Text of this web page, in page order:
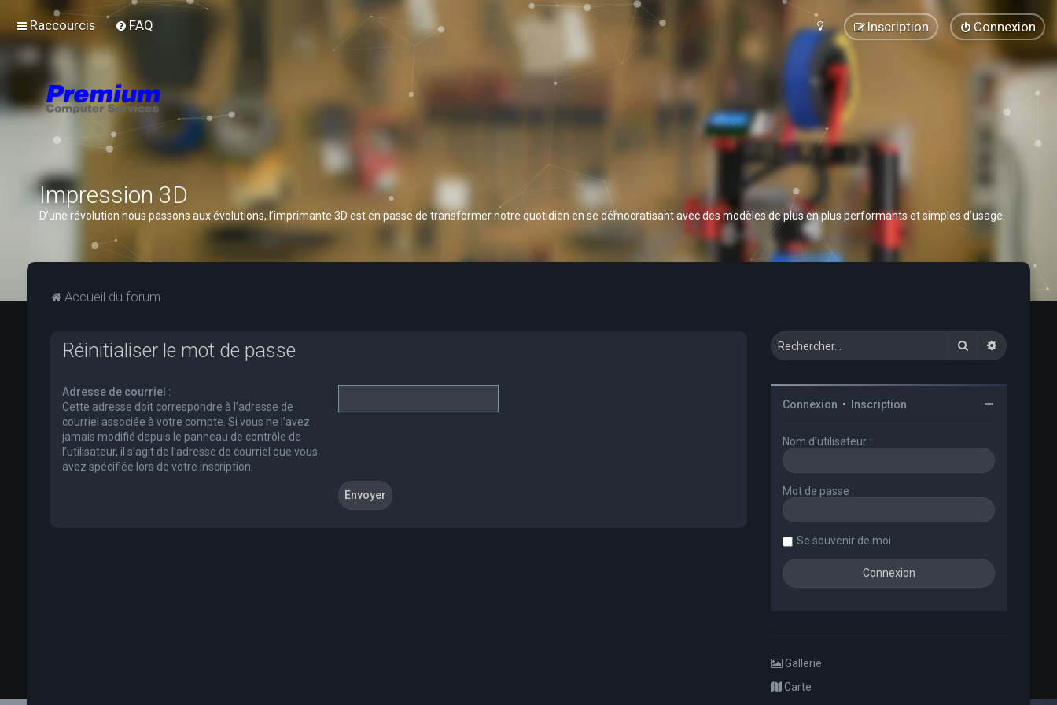
Raccourcis FAQ Connexion
Inscription
Impression 3D
D’une révolution nous passons aux évolutions, l’imprimante 3D est en passe de transformer notre quotidien en se démocratisant avec des modèles de plus en plus performants et simples d’usage.
Accueil du forum
Réinitialiser le mot de passe
Adresse de courriel :
Cette adresse doit correspondre à l’adresse de
courriel associée à votre compte. Si vous ne l’avez
jamais modifié depuis le panneau de contrôle de
l’utilisateur, il s’agit de l’adresse de courriel que vous
avez spécifiée lors de votre inscription.
Rechercher
Connexion • Inscription
Nom d’utilisateur :
Mot de passe :
Se souvenir de moi
Gallerie
Carte